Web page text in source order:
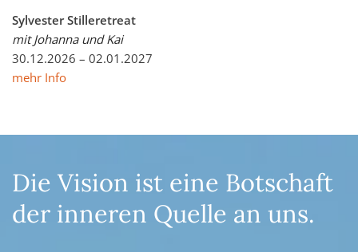
Sylvester Stilleretreat
mit Johanna und Kai
30.12.2026 – 02.01.2027
mehr Info
Die Vision ist eine Botschaft
der inneren Quelle an uns.